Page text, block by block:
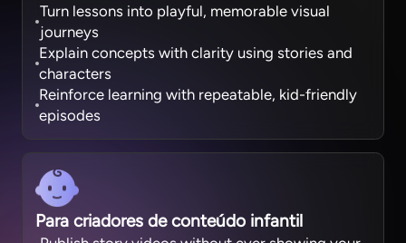
Turn lessons into playful, memorable visual
journeys
Explain concepts with clarity using stories and
characters
Reinforce learning with repeatable, kid-friendly
episodes
Para criadores de conteúdo infantil